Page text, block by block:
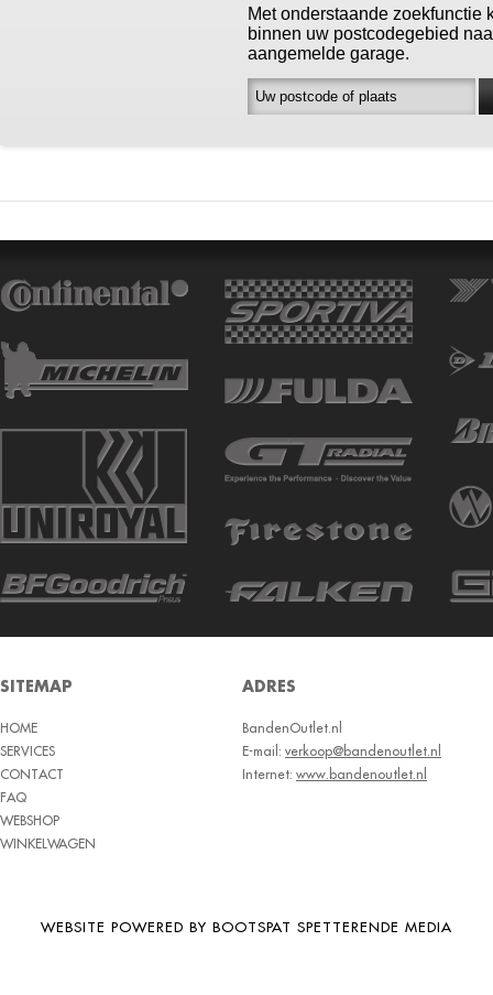
Met onderstaande zoekfunctie
binnen uw postcodegebied
aangemelde garage.
SITEMAP
HOME
SERVICES
CONTACT
FAQ
WEBSHOP
WINKELWAGEN
ADRES
BandenOutlet.nl
E-mail: verkoop@bandenoutlet.nl
Internet: www.bandenoutlet.nl
WEBSITE POWERED BY BOOTSPAT SPETTERENDE MEDIA